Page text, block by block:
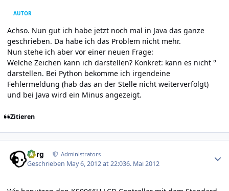
AUTOR
Achso. Nun gut ich habe jetzt noch mal in Java das ganze
geschrieben. Da habe ich das Problem nicht mehr.
Nun stehe ich aber vor einer neuen Frage:
Welche Zeichen kann ich darstellen? Konkret: kann es nicht °
darstellen. Bei Python bekomme ich irgendeine
Fehlermeldung (hab das an der Stelle nicht weiterverfolgt)
und bei Java wird ein Minus angezeigt.
Zitieren
borg Administrators
Geschrieben May 6, 2012 at 22:036. Mai 2012